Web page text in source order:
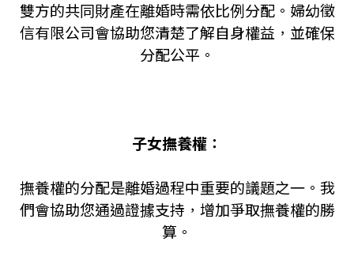
雙方的共同財產在離婚時需依比例分配。婦幼徵
信有限公司會協助您清楚了解自身權益，並確保
分配公平。
子女撫養權：
撫養權的分配是離婚過程中重要的議題之一。我
們會協助您通過證據支持，增加爭取撫養權的勝
算。